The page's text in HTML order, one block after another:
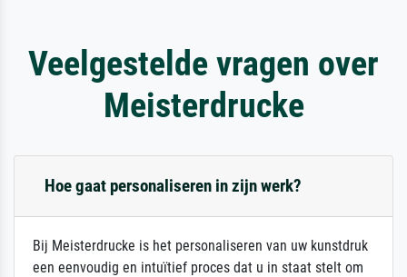
Veelgestelde vragen over
Meisterdrucke
Hoe gaat personaliseren in zijn werk?
Bij Meisterdrucke is het personaliseren van uw kunstdruk
een eenvoudig en intuïtief proces dat u in staat stelt om